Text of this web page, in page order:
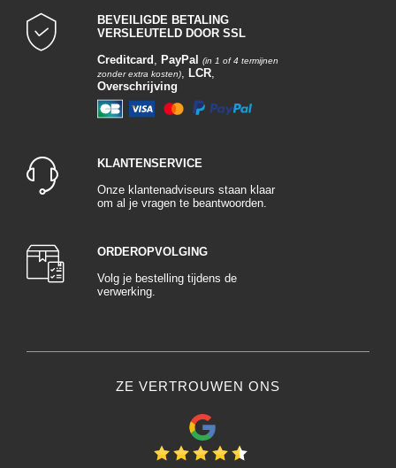
BEVEILIGDE BETALING
VERSLEUTELD DOOR SSL
Creditcard
PayPal
(in 1 of 4 termijnen
zonder extra kosten)
LCR
Overschrijving
KLANTENSERVICE
Onze klantenadviseurs staan klaar
om al je vragen te beantwoorden.
ORDEROPVOLGING
Volg je bestelling tijdens de
verwerking.
ZE VERTROUWEN ONS